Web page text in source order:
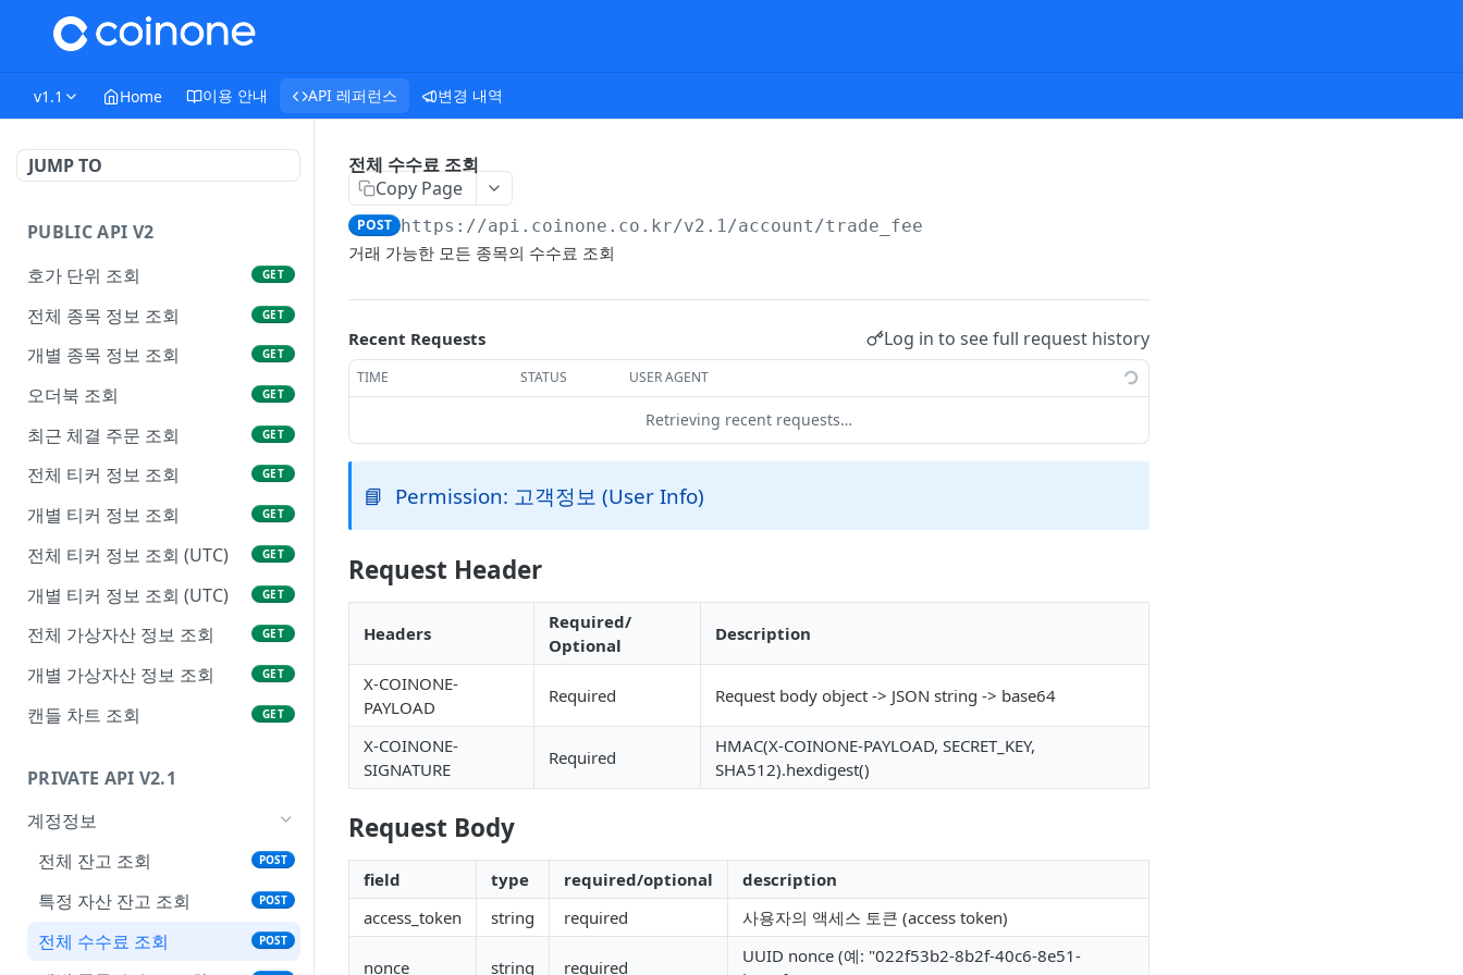
v1.1 Home 이용 안내 API 레퍼런스 변경 내역
JUMP TO
PUBLIC API V2
호가 단위 조회
GET
전체 종목 정보 조회 GET
개별 종목 정보 조회 GET
오더북 조회 GET
최근 체결 주문 조회 GET
전체 티커 정보 조회 GET
개별 티커 정보 조회 GET
전체 티커 정보 조회 (UTC) GET
개별 티커 정보 조회 (UTC) GET
전체 가상자산 정보 조회 GET
개별 가상자산 정보 조회 GET
캔들 차트 조회 GET
PRIVATE API V2.1
계정정보
전체 잔고 조회
POST
특정 자산 잔고 조회 POST
전체 수수료 조회 POST
전체 수수료 조회
Copy Page
POST https://api.coinone.co.kr/v2.1/account/trade_fee
거래 가능한 모든 종목의 수수료 조회
Recent Requests Log in to see full request history
TIME STATUS USER AGENT
Retrieving recent requests…
📘 Permission: 고객정보 (User Info)
Request Header
Headers
Required/
Optional
Description
X-COINONE-
PAYLOAD
Required Request body object -> JSON string -> base64
X-COINONE-
SIGNATURE
Required
HMAC(X-COINONE-PAYLOAD, SECRET_KEY,
SHA512).hexdigest()
Request Body
field type required/optional
description
access_token
string required 사용자의 액세스 토큰 (access token)
nonce string required
UUID nonce (예: "022f53b2-8b2f-40c6-8e51-